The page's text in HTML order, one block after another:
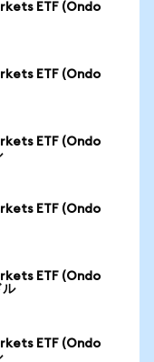
ETF (Ondo
ETF (Ondo
ETF (Ondo
ETF (Ondo
ETF (Ondo
ル
ETF (Ondo